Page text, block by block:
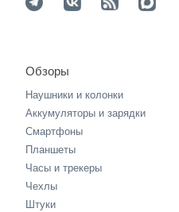
Обзоры
Наушники и колонки
Аккумуляторы и зарядки
Смартфоны
Планшеты
Часы и трекеры
Чехлы
Штуки